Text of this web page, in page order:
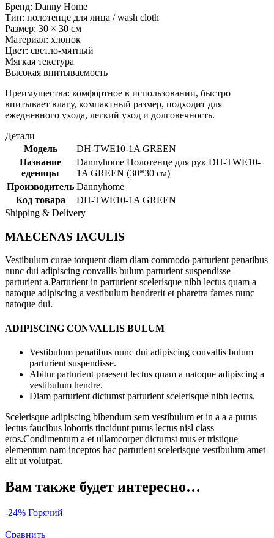
Бренд: Danny Home
Тип: полотенце для лица / wash cloth
Размер: 30 × 30 см
Материал: хлопок
Цвет: светло-мятный
Мягкая текстура
Высокая впитываемость
Преимущества: комфортное в использовании, быстро
впитывает влагу, компактный размер, подходит для
ежедневного ухода, легкий уход и долговечность.
Детали
Модель
DH-TWE10-1A GREEN
Название
еденицы
Dannyhome Полотенце для рук DH-TWE10-
1A GREEN (30*30 см)
Производитель Dannyhome
Код товара
DH-TWE10-1A GREEN
Shipping & Delivery
MAECENAS IACULIS
Vestibulum curae torquent diam diam commodo parturient penatibus
nunc dui adipiscing convallis bulum parturient suspendisse
parturient a.Parturient in parturient scelerisque nibh lectus quam a
natoque adipiscing a vestibulum hendrerit et pharetra fames nunc
natoque dui.
ADIPISCING CONVALLIS BULUM
Vestibulum penatibus nunc dui adipiscing convallis bulum
parturient suspendisse.
Abitur parturient praesent lectus quam a natoque adipiscing a
vestibulum hendre.
Diam parturient dictumst parturient scelerisque nibh lectus.
Scelerisque adipiscing bibendum sem vestibulum et in a a a purus
lectus faucibus lobortis tincidunt purus lectus nisl class
eros.Condimentum a et ullamcorper dictumst mus et tristique
elementum nam inceptos hac parturient scelerisque vestibulum amet
elit ut volutpat.
Вам также будет интересно…
-24% Горячий
Сравнить